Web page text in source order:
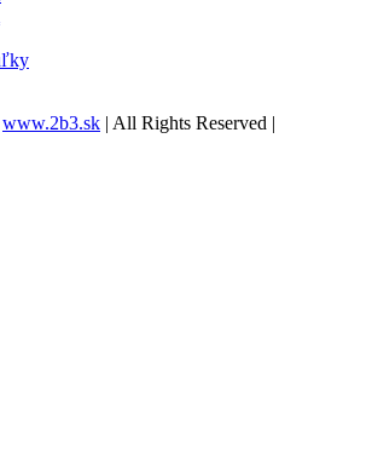
www.2b3.sk | All Rights Reserved |